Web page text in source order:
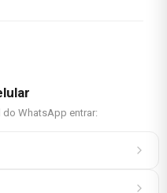
WhatsApp entrar: